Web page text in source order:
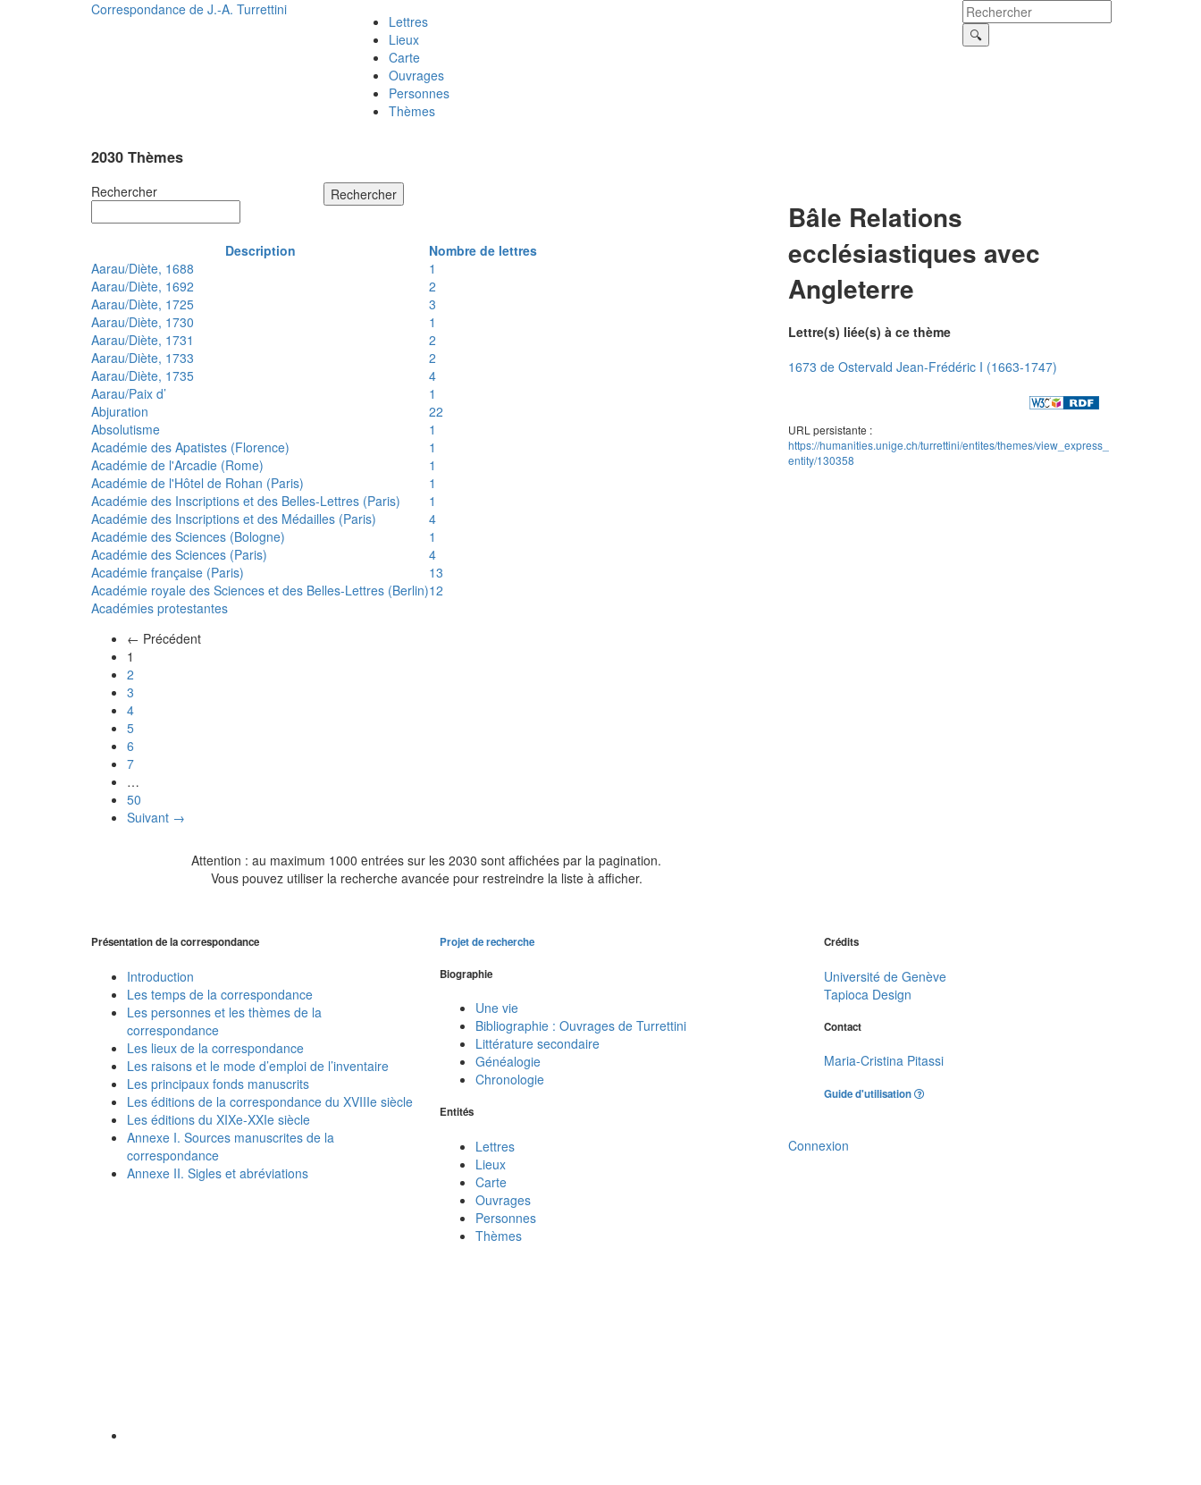
Correspondance de J.-A. Turrettini
Lettres
Lieux
Carte
Ouvrages
Personnes
Thèmes
2030 Thèmes
Rechercher Rechercher
Description
Nombre de lettres
Aarau/Diète, 1688
1
Aarau/Diète, 1692
2
Aarau/Diète, 1725
3
Aarau/Diète, 1730
1
Aarau/Diète, 1731
2
Aarau/Diète, 1733
2
Aarau/Diète, 1735
4
Aarau/Paix d’
1
Abjuration
22
Absolutisme
1
Académie des Apatistes (Florence)
1
Académie de l'Arcadie (Rome)
1
Académie de l'Hôtel de Rohan (Paris)
1
Académie des Inscriptions et des Belles-Lettres (Paris)
1
Académie des Inscriptions et des Médailles (Paris)
4
Académie des Sciences (Bologne)
1
Académie des Sciences (Paris)
4
Académie française (Paris)
13
Académie royale des Sciences et des Belles-Lettres (Berlin)12
Académies protestantes
← Précédent
1
2
3
4
5
6
7
…
50
Suivant →
Attention : au maximum 1000 entrées sur les 2030 sont affichées par la pagination.
Vous pouvez utiliser la recherche avancée pour restreindre la liste à afficher.
Bâle Relations
ecclésiastiques avec
Angleterre
Lettre(s) liée(s) à ce thème
1673 de Ostervald Jean-Frédéric I (1663-1747)
URL persistante :
https://humanities.unige.ch/turrettini/entites/themes/view_express_
entity/130358
Présentation de la correspondance
Introduction
Les temps de la correspondance
Les personnes et les thèmes de la
correspondance
Les lieux de la correspondance
Les raisons et le mode d’emploi de l’inventaire
Les principaux fonds manuscrits
Les éditions de la correspondance du XVIIIe siècle
Les éditions du XIXe-XXIe siècle
Annexe I. Sources manuscrites de la
correspondance
Annexe II. Sigles et abréviations
Projet de recherche
Biographie
Une vie
Bibliographie : Ouvrages de Turrettini
Littérature secondaire
Généalogie
Chronologie
Entités
Lettres
Lieux
Carte
Ouvrages
Personnes
Thèmes
Crédits
Université de Genève
Tapioca Design
Contact
Maria-Cristina Pitassi
Guide d'utilisation
Connexion